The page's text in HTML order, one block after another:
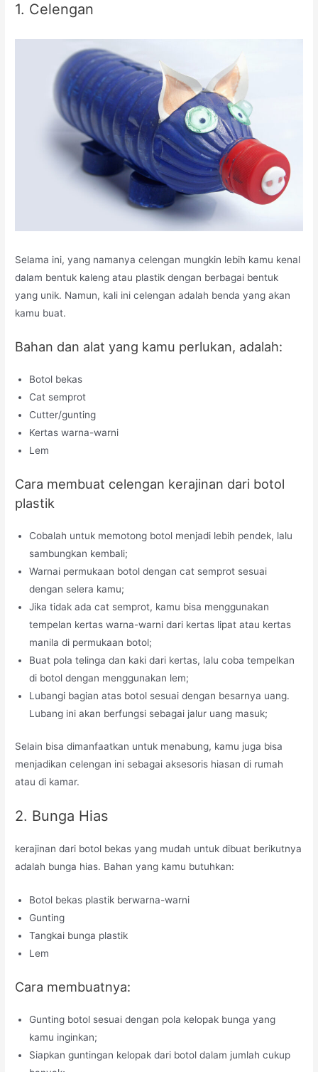
1. Celengan
Selama ini, yang namanya celengan mungkin lebih kamu kenal
dalam bentuk kaleng atau plastik dengan berbagai bentuk
yang unik. Namun, kali ini celengan adalah benda yang akan
kamu buat.
Bahan dan alat yang kamu perlukan, adalah:
Botol bekas
Cat semprot
Cutter/gunting
Kertas warna-warni
Lem
Cara membuat celengan kerajinan dari botol
plastik
Cobalah untuk memotong botol menjadi lebih pendek, lalu
sambungkan kembali;
Warnai permukaan botol dengan cat semprot sesuai
dengan selera kamu;
Jika tidak ada cat semprot, kamu bisa menggunakan
tempelan kertas warna-warni dari kertas lipat atau kertas
manila di permukaan botol;
Buat pola telinga dan kaki dari kertas, lalu coba tempelkan
di botol dengan menggunakan lem;
Lubangi bagian atas botol sesuai dengan besarnya uang.
Lubang ini akan berfungsi sebagai jalur uang masuk;
Selain bisa dimanfaatkan untuk menabung, kamu juga bisa
menjadikan celengan ini sebagai aksesoris hiasan di rumah
atau di kamar.
2. Bunga Hias
kerajinan dari botol bekas yang mudah untuk dibuat berikutnya
adalah bunga hias. Bahan yang kamu butuhkan:
Botol bekas plastik berwarna-warni
Gunting
Tangkai bunga plastik
Lem
Cara membuatnya:
Gunting botol sesuai dengan pola kelopak bunga yang
kamu inginkan;
Siapkan guntingan kelopak dari botol dalam jumlah cukup